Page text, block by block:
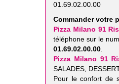
01.69.02.00.00
Commander votre
Pizza Milano 91
téléphone sur le
01.69.02.00.00
Pizza Milano 91
SALADES,
Pour le confort de